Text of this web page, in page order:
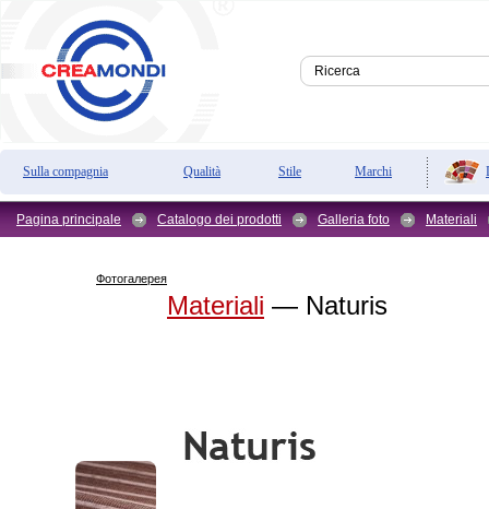
Sulla compagnia Qualità Stile Marchi
Pagina principale Catalogo dei prodotti Galleria foto Materiali
Фотогалерея
Materiali — Naturis